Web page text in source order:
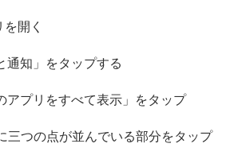
開く
通知」をタップする
アプリをすべて表示」をタップ
三つの点が並んでいる部分をタップ